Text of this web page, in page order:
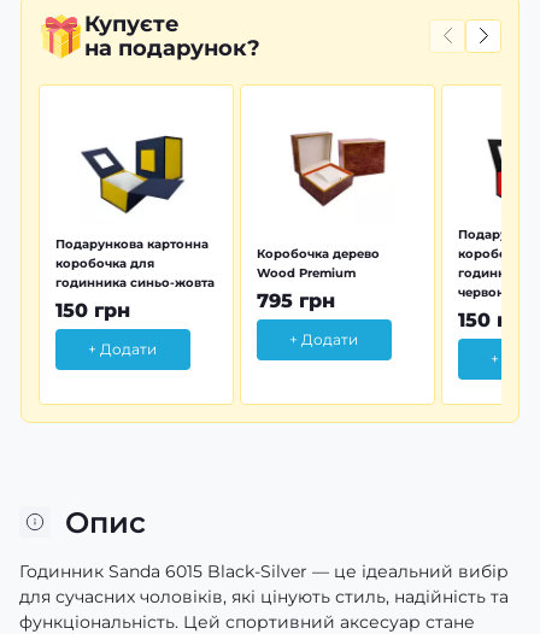
Купуєте
на подарунок?
Подарункова картонна
коробочка для
годинника синьо-жовта
150 грн
+ Додати
Коробочка дерево
Wood Premium
795 грн
+ Додати
коробочка
годинника
червона
150 грн
+
Опис
Годинник Sanda 6015 Black-Silver — це ідеальний вибір
для сучасних чоловіків, які цінують стиль, надійність та
функціональність. Цей спортивний аксесуар стане